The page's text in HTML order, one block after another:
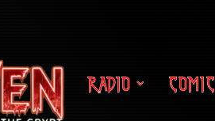
RADIO COMIC